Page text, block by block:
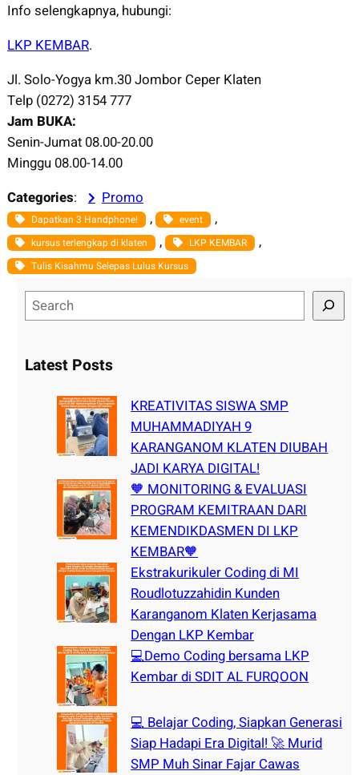
Info selengkapnya, hubungi:
LKP KEMBAR.
Jl. Solo-Yogya km.30 Jombor Ceper Klaten
Telp (0272) 3154 777
Jam BUKA:
Senin-Jumat 08.00-20.00
Minggu 08.00-14.00
Categories: Promo
Dapatkan 3 Handphone! , event ,
kursus terlengkap di klaten , LKP KEMBAR ,
Tulis Kisahmu Selepas Lulus Kursus
e
rLatest Posts
KREATIVITAS SISWA SMP
MUHAMMADIYAH 9
KARANGANOM KLATEN DIUBAH
JADI KARYA DIGITAL!
🧡 MONITORING & EVALUASI
PROGRAM KEMITRAAN DARI
KEMENDIKDASMEN DI LKP
KEMBAR🧡
Ekstrakurikuler Coding di MI
Roudlotuzzahidin Kunden
Karanganom Klaten Kerjasama
Dengan LKP Kembar
💻Demo Coding bersama LKP
Kembar di SDIT AL FURQOON
💻 Belajar Coding, Siapkan Generasi
Siap Hadapi Era Digital! 🚀 Murid
SMP Muh Sinar Fajar Cawas